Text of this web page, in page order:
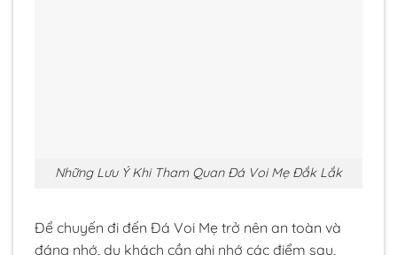
Những Lưu Ý Khi Tham Quan Đá Voi Mẹ Đắk Lắk
Để chuyến đi đến Đá Voi Mẹ trở nên an toàn và
đáng nhớ, du khách cần ghi nhớ các điểm sau,